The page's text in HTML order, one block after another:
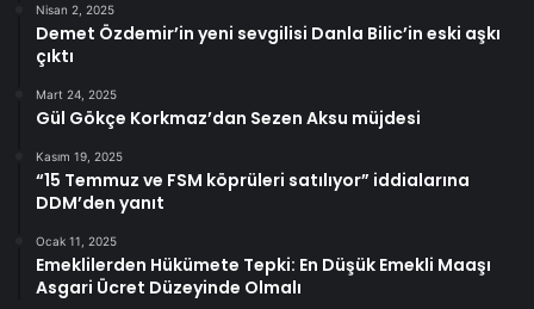
Nisan 2, 2025
Demet Özdemir’in yeni sevgilisi Danla Bilic’in eski aşkı
çıktı
Mart 24, 2025
Gül Gökçe Korkmaz’dan Sezen Aksu müjdesi
Kasım 19, 2025
“15 Temmuz ve FSM köprüleri satılıyor” iddialarına
DDM’den yanıt
Ocak 11, 2025
Emeklilerden Hükümete Tepki: En Düşük Emekli Maaşı
Asgari Ücret Düzeyinde Olmalı